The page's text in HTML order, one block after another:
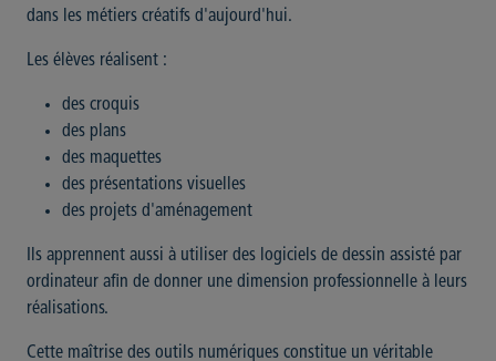
dans les métiers créatifs d'aujourd'hui.
Les élèves réalisent :
des croquis
des plans
des maquettes
des présentations visuelles
des projets d'aménagement
Ils apprennent aussi à utiliser des logiciels de dessin assisté par
ordinateur afin de donner une dimension professionnelle à leurs
réalisations.
Cette maîtrise des outils numériques constitue un véritable